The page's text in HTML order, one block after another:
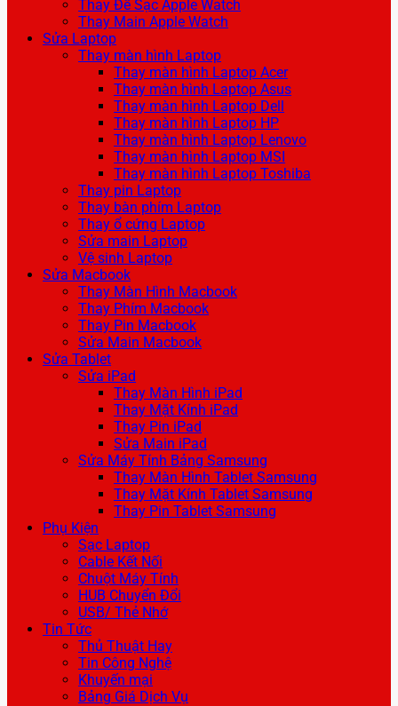
Thay Đế Sạc Apple Watch
Thay Main Apple Watch
Sửa Laptop
Thay màn hình Laptop
Thay màn hình Laptop Acer
Thay màn hình Laptop Asus
Thay màn hình Laptop Dell
Thay màn hình Laptop HP
Thay màn hình Laptop Lenovo
Thay màn hình Laptop MSI
Thay màn hình Laptop Toshiba
Thay pin Laptop
Thay bàn phím Laptop
Thay ổ cứng Laptop
Sửa main Laptop
Vệ sinh Laptop
Sửa Macbook
Thay Màn Hình Macbook
Thay Phím Macbook
Thay Pin Macbook
Sửa Main Macbook
Sửa Tablet
Sửa iPad
Thay Màn Hình iPad
Thay Mặt Kính iPad
Thay Pin iPad
Sửa Main iPad
Sửa Máy Tính Bảng Samsung
Thay Màn Hình Tablet Samsung
Thay Mặt Kính Tablet Samsung
Thay Pin Tablet Samsung
Phụ Kiện
Sạc Laptop
Cable Kết Nối
Chuột Máy Tính
HUB Chuyển Đổi
USB/ Thẻ Nhớ
Tin Tức
Thủ Thuật Hay
Tin Công Nghệ
Khuyến mại
Bảng Giá Dịch Vụ